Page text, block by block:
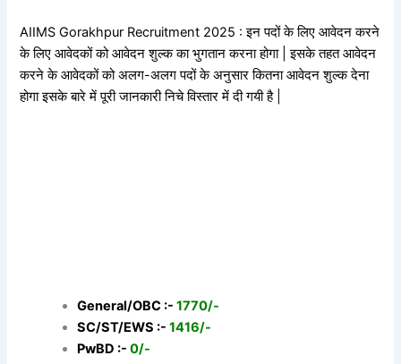
AIIMS Gorakhpur Recruitment 2025 : इन पदों के लिए आवेदन करने
के लिए आवेदकों को आवेदन शुल्क का भुगतान करना होगा | इसके तहत आवेदन
करने के आवेदकों को अलग-अलग पदों के अनुसार कितना आवेदन शुल्क देना
होगा इसके बारे में पूरी जानकारी निचे विस्तार में दी गयी है |
General/OBC :-1770/-
SC/ST/EWS :-1416/-
PwBD :-0/-